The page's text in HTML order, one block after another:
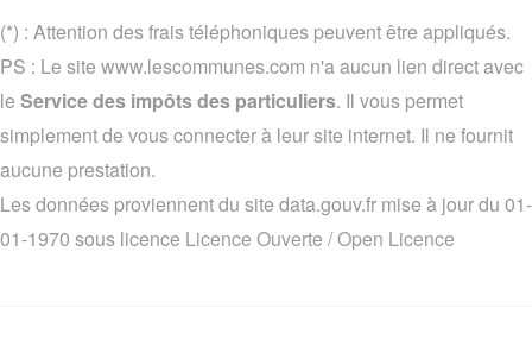
(*) : Attention des frais téléphoniques peuvent être appliqués.
PS : Le site www.lescommunes.com n'a aucun lien direct avec
le Service des impôts des particuliers. Il vous permet
simplement de vous connecter à leur site internet. Il ne fournit
aucune prestation.
Les données proviennent du site data.gouv.fr mise à jour du 01-
01-1970 sous licence Licence Ouverte / Open Licence